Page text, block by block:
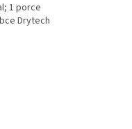
1 porce
Drytech